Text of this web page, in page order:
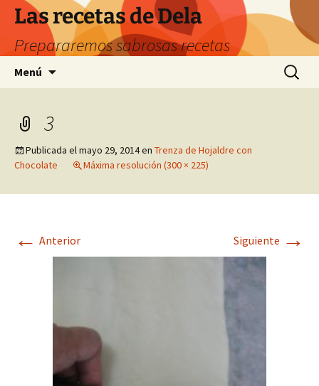
Saltar
contenido
Las recetas de Dela
Prepararemos sabrosas recetas
Menú Buscar:
3
Publicada elmayo 29, 2014en Trenza de Hojaldre con
Chocolate
Máxima resolución (300 × 225)
← Anterior Siguiente →